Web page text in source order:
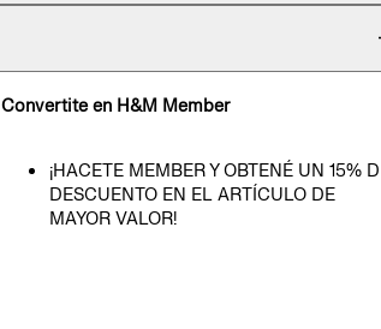
Convertite en H&M Member
¡HACETE MEMBER Y OBTENÉ UN 15%
DESCUENTO EN EL ARTÍCULO DE
MAYOR VALOR!